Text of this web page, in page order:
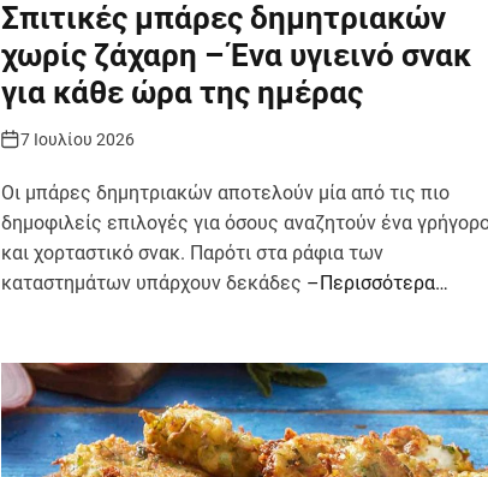
Σπιτικές μπάρες δημητριακών
χωρίς ζάχαρη – Ένα υγιεινό σνακ
για κάθε ώρα της ημέρας
7 Ιουλίου 2026
Οι μπάρες δημητριακών αποτελούν μία από τις πιο
δημοφιλείς επιλογές για όσους αναζητούν ένα
και χορταστικό σνακ. Παρότι στα ράφια των
καταστημάτων υπάρχουν δεκάδες –Περισσότερα…